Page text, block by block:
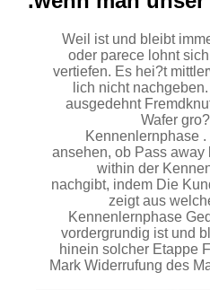
Weil ist und bleibt
oder parece lohnt
vertiefen. Es hei?t
lich nicht
ausgedehnt
Wafer
Kennenlernphase
ansehen, ob Pass away
within der
nachgibt, indem Die
zeigt aus
Kennenlernphase
vordergrundig ist und
hinein solcher Etappe
Mark Widerrufung des